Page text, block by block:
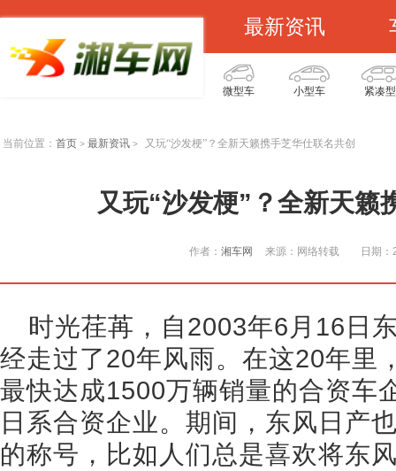
最新资讯
微型车 小型车 紧凑型
当前位置： 首页 > 最新资讯 > 又玩“沙发梗”？全新天籁携手芝华仕联名共创
又玩“沙发梗”？全新天籁
作者： 湘车网 来源：网络转载 日期
时光荏苒，自2003年6月16日
经走过了20年风雨。在这20年里
最快达成1500万辆销量的合资车
日系合资企业。期间，东风日产
的称号，比如人们总是喜欢将东